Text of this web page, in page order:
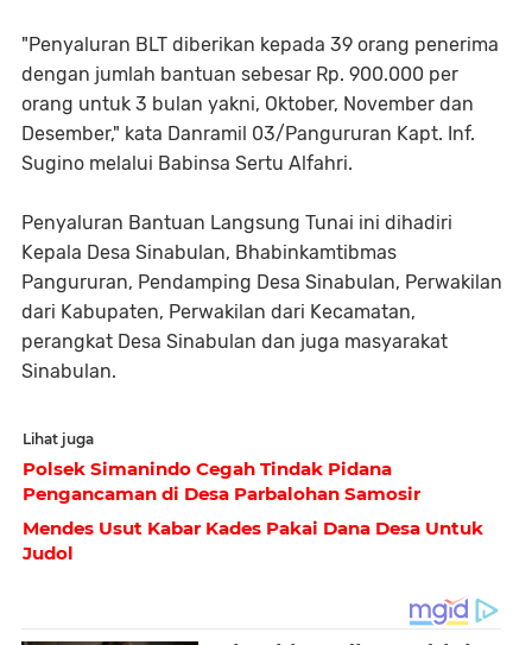
"Penyaluran BLT diberikan kepada 39 orang penerima
dengan jumlah bantuan sebesar Rp. 900.000 per
orang untuk 3 bulan yakni, Oktober, November dan
Desember," kata Danramil 03/Pangururan Kapt. Inf.
Sugino melalui Babinsa Sertu Alfahri.
Penyaluran Bantuan Langsung Tunai ini dihadiri
Kepala Desa Sinabulan, Bhabinkamtibmas
Pangururan, Pendamping Desa Sinabulan, Perwakilan
dari Kabupaten, Perwakilan dari Kecamatan,
perangkat Desa Sinabulan dan juga masyarakat
Sinabulan.
Lihat juga
Polsek Simanindo Cegah Tindak Pidana
Pengancaman di Desa Parbalohan Samosir
Mendes Usut Kabar Kades Pakai Dana Desa Untuk
Judol